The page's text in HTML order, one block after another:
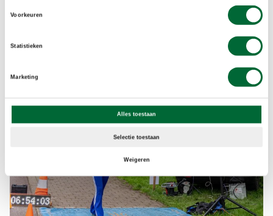
Voorkeuren
Statistieken
Marketing
Alles toestaan
Selectie toestaan
Weigeren